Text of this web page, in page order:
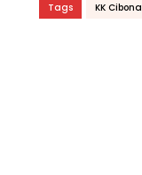
Tags KK Cibona